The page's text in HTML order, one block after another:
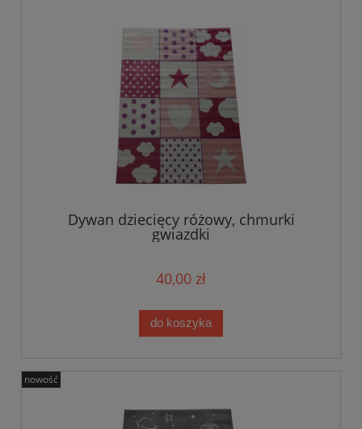
Dywan dziecięcy różowy, chmurki
gwiazdki
40,00 zł
do koszyka
nowość